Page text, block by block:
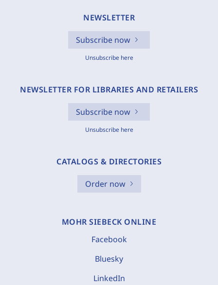
NEWSLETTER
Subscribe now
Unsubscribe here
NEWSLETTER FOR LIBRARIES AND RETAILERS
Subscribe now
Unsubscribe here
CATALOGS & DIRECTORIES
Order now
MOHR SIEBECK ONLINE
Facebook
Bluesky
LinkedIn